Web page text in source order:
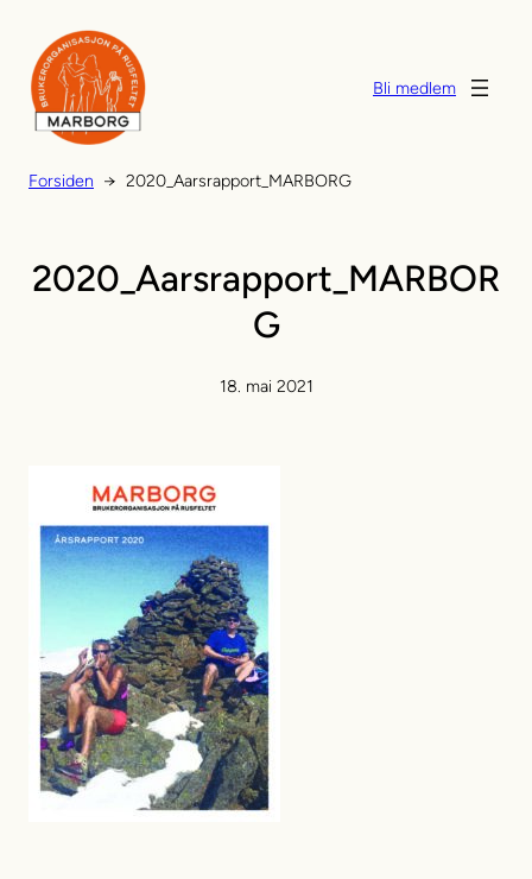
innhold
Bli medlem
Forsiden → 2020_Aarsrapport_MARBORG
2020_Aarsrapport_MARBOR
G
18. mai 2021